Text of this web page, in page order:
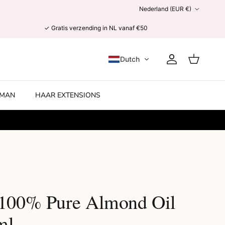
Nederland (EUR €)
✓ Gratis verzending in NL vanaf €50
Dutch AccountWinkelwagen
MAN HAAR EXTENSIONS
Pure Almond Oil